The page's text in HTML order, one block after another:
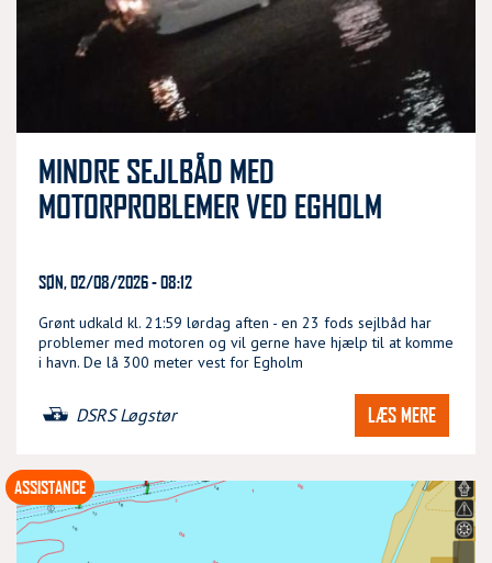
MINDRE SEJLBÅD MED
MOTORPROBLEMER VED EGHOLM
SØN, 02/08/2026 - 08:12
Grønt udkald kl. 21:59 lørdag aften - en 23 fods sejlbåd har
problemer med motoren og vil gerne have hjælp til at komme
i havn. De lå 300 meter vest for Egholm
DSRS Løgstør LÆS MERE
ASSISTANCE